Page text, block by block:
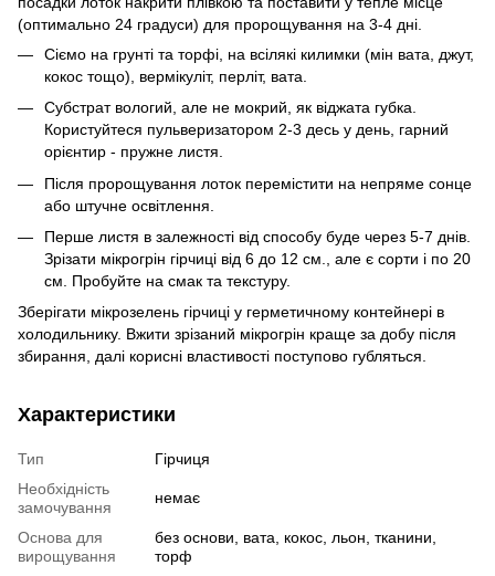
(оптимально 24 градуси) для пророщування на 3-4 дні.
Сіємо на грунті та торфі, на всілякі килимки (мін вата, джут,
кокос тощо), вермікуліт, перліт, вата.
Субстрат вологий, але не мокрий, як віджата губка.
Користуйтеся пульверизатором 2-3 десь у день, гарний
орієнтир - пружне листя.
Після пророщування лоток перемістити на непряме сонце
або штучне освітлення.
Перше листя в залежності від способу буде через 5-7 днів.
Зрізати мікрогрін гірчиці від 6 до 12 см., але є сорти і по 20
см. Пробуйте на смак та текстуру.
Зберігати мікрозелень гірчиці у герметичному контейнері в
холодильнику. Вжити зрізаний мікрогрін краще за добу після
збирання, далі корисні властивості поступово губляться.
Характеристики
Тип
Гірчиця
Необхідність
замочування
немає
Основа для
вирощування
без основи, вата, кокос, льон, тканини,
торф